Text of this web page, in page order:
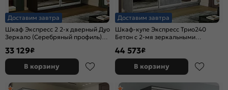
Доставим завтра
Шкаф Экспресс 2 2-х дверный Дуо
Зеркало (Серебряный профиль)
33 129₽
В корзину
Доставим завтра
Шкаф-купе Экспресс Трио240
Бетон с 2-мя зеркальными
44 573₽
В корзину